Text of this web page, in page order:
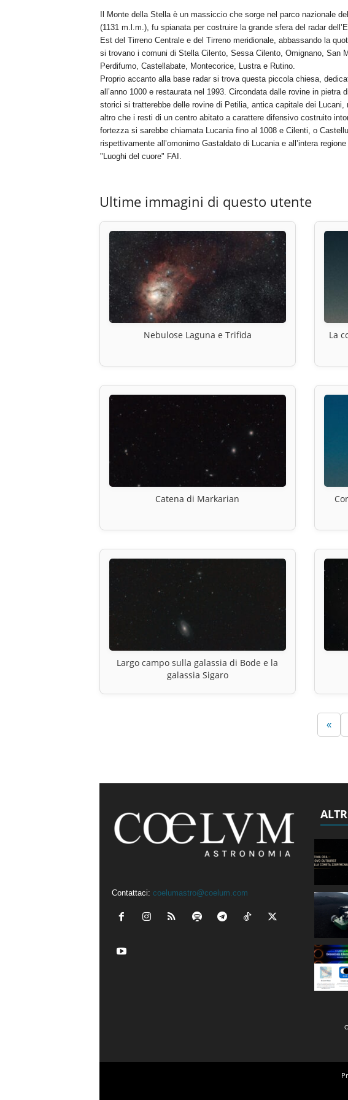
Il Monte della Stella è un massiccio che sorge nel parco nazionale
(1131 m.l.m.), fu spianata per costruire la grande sfera del radar
Est del Tirreno Centrale e del Tirreno meridionale, abbassando la
si trovano i comuni di Stella Cilento, Sessa Cilento, Omignano, San
Perdifumo, Castellabate, Montecorice, Lustra e Rutino.
Proprio accanto alla base radar si trova questa piccola chiesa,
all’anno 1000 e restaurata nel 1993. Circondata dalle rovine in pietra
storici si tratterebbe delle rovine di Petilia, antica capitale dei Lucani,
altro che i resti di un centro abitato a carattere difensivo costruito
fortezza si sarebbe chiamata Lucania fino al 1008 e Cilenti, o
rispettivamente all’omonimo Gastaldato di Lucania e all’intera
"Luoghi del cuore" FAI.
Ultime immagini di questo utente
Nebulose Laguna e Trifida
La
Catena di Markarian
Largo campo sulla galassia di Bode e la
galassia Sigaro
«
Contattaci: coelumastro@coelum.com